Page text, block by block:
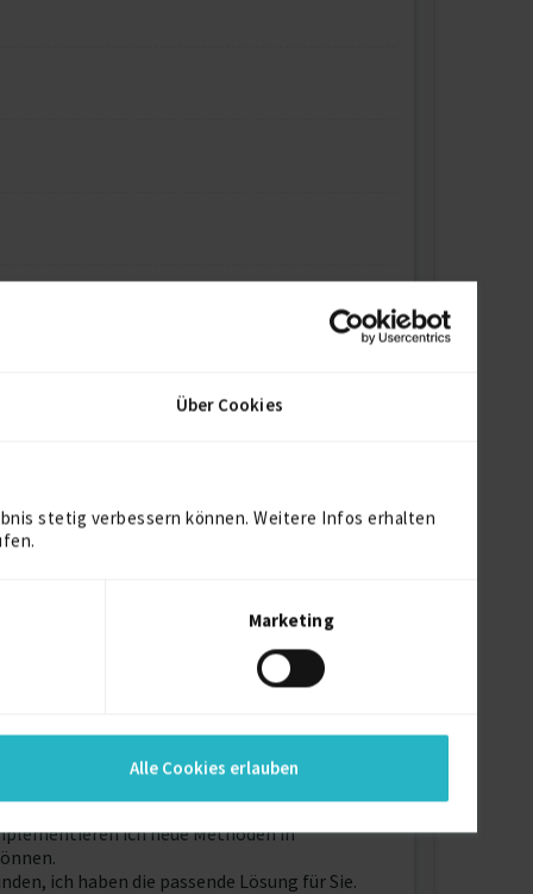
Über Cookies
stetig verbessern können. Weitere Infos erhalten
Marketing
Alle Cookies erlauben
und Prozessen mit innovativen
ich neue Methoden in
ich haben die passende Lösung für Sie.